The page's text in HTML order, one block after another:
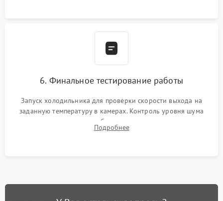
6. Финальное тестирование работы
Запуск холодильника для проверки скорости выхода на
заданную температуру в камерах. Контроль уровня шума
компрессора, отсутствия обмерзания стенок и корректного
срабатывания системы автоматической оттайки.
Подробнее